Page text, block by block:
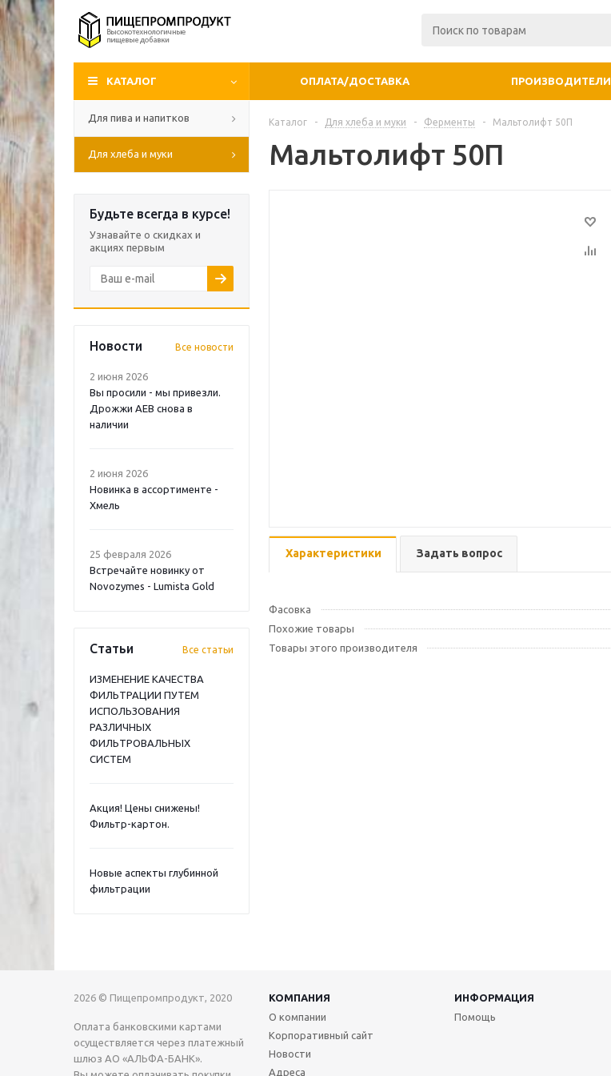
КАТАЛОГ ОПЛАТА/ДОСТАВКА ПРОИЗВОДИТЕЛИ
Для пива и напитков
Для хлеба и муки
Будьте всегда в курсе!
Узнавайте о скидках и
акциях первым
Новости Все новости
2 июня 2026
Вы просили - мы привезли.
Дрожжи AEB снова в
наличии
2 июня 2026
Новинка в ассортименте -
Хмель
25 февраля 2026
Встречайте новинку от
Novozymes - Lumista Gold
Статьи Все статьи
ИЗМЕНЕНИЕ КАЧЕСТВА
ФИЛЬТРАЦИИ ПУТЕМ
ИСПОЛЬЗОВАНИЯ
РАЗЛИЧНЫХ
ФИЛЬТРОВАЛЬНЫХ
СИСТЕМ
Акция! Цены снижены!
Фильтр-картон.
Новые аспекты глубинной
фильтрации
Каталог - Для хлеба и муки - Ферменты - Мальтолифт 50П
Мальтолифт 50П
Характеристики Задать вопрос
Фасовка
Похожие товары
Товары этого производителя
2026 © Пищепромпродукт, 2020
Оплата банковскими картами
осуществляется через платежный
шлюз АО «АЛЬФА-БАНК».
КОМПАНИЯ
ИНФОРМАЦИЯ
О компании
Корпоративный сайт
Новости
Адреса
Помощь